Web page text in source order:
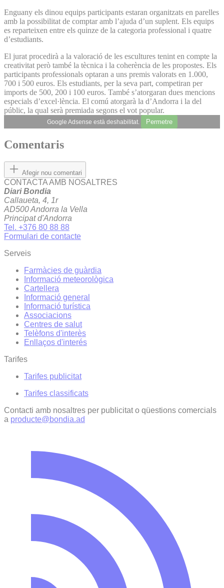
Enguany els dinou equips participants estaran organitzats en parelles
amb la possibilitat de comptar amb lʼajuda dʼun suplent. Els equips
es reparteixen entre els quinze de la categoria professional i quatre
dʼestudiants.
El jurat procedirà a la valoració de les escultures tenint en compte la
creativitat però també la tècnica i la coherència de les propostes. Els
participants professionals optaran a uns premis valorats en 1.000,
700 i 500 euros. Els estudiants, per la seva part, competiran per
imports de 500, 200 i 100 euros. També sʼatorgaran dues mencions
especials dʼexcel·lència. El comú atorgarà la dʼAndorra i la del
públic, la qual serà premiada segons el vot popular.
Google Adsense està deshabilitat. Permetre
Comentaris
Afegir nou comentari
CONTACTA AMB NOSALTRES
Diari Bondia
Callaueta, 4, 1r
AD500 Andorra la Vella
Principat d'Andorra
Tel. +376 80 88 88
Formulari de contacte
Serveis
Farmàcies de guàrdia
Informació meteorològica
Cartellera
Informació general
Informació turística
Associacions
Centres de salut
Telèfons d'interès
Enllaços d'interés
Tarifes
Tarifes publicitat
Tarifes classificats
Contacti amb nosaltres per publicitat o qüestions comercials
a producte@bondia.ad